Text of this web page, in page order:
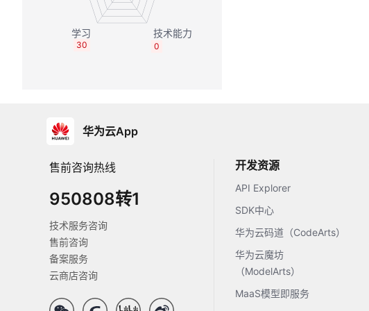
0
30
华为云App
售前咨询热线
950808转1
技术服务咨询
售前咨询
备案服务
云商店咨询
开发资源
API Explorer
SDK中心
华为云码道（CodeArts）
华为云魔坊
（ModelArts）
MaaS模型即服务